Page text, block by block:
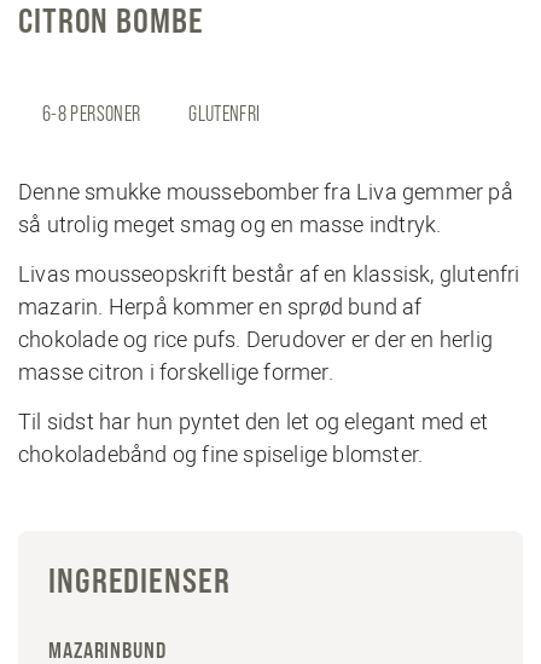
CITRON BOMBE
6-8 PERSONER GLUTENFRI
Denne smukke moussebomber fra Liva gemmer på
så utrolig meget smag og en masse indtryk.
Livas mousseopskrift består af en klassisk, glutenfri
mazarin. Herpå kommer en sprød bund af
chokolade og rice pufs. Derudover er der en herlig
masse citron i forskellige former.
Til sidst har hun pyntet den let og elegant med et
chokoladebånd og fine spiselige blomster.
INGREDIENSER
MAZARINBUND